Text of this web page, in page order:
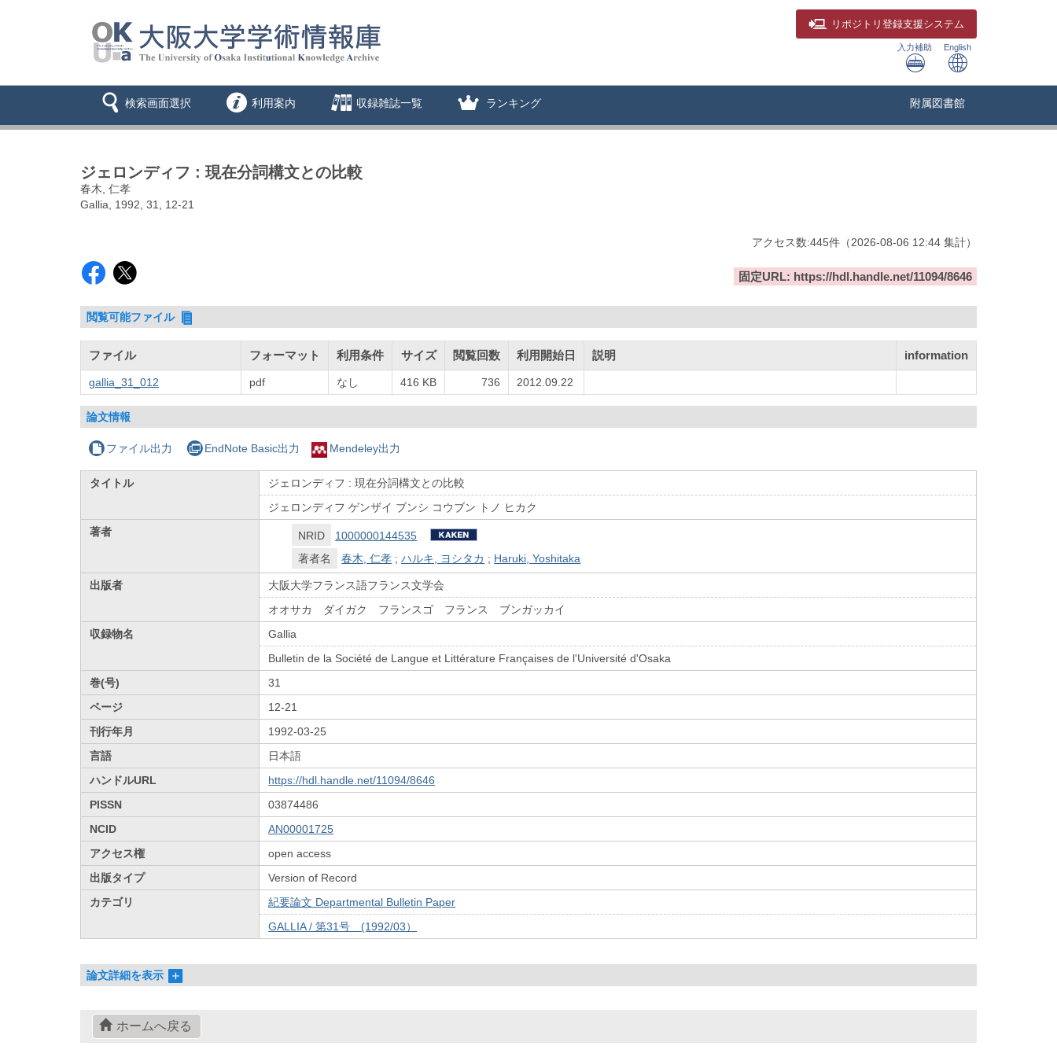
リポジトリ 登録支援システム
入力補助 English
検索画面選択 利用案内 収録雑誌一覧 ランキング 附属図書館
ジェロンディフ : 現在分詞構文との比較
春木, 仁孝
Gallia, 1992, 31, 12-21
アクセス数:445件 （2026-08-06 12:44 集計）
固定URL: https://hdl.handle.net/11094/8646
閲覧可能ファイル
ファイル フォーマット 利用条件 サイズ 閲覧回数 利用開始日 説明 information
gallia_31_012 pdf なし 416 KB 736 2012.09.22
論文情報
ファイル出力 EndNote Basic出力 Mendeley出力
タイトル
ジェロンディフ : 現在分詞構文との比較
ジェロンディフ ゲンザイ ブンシ コウブン トノ ヒカク
著者
NRID
1000000144535
著者名
春木, 仁孝 ;ハルキ, ヨシタカ ; Haruki, Yoshitaka
出版者
大阪大学フランス語フランス文学会
オオサカ ダイガク フランスゴ フランス ブンガッカイ
収録物名
Gallia
Bulletin de la Société de Langue et Littérature Françaises de l'Université d'Osaka
巻(号)
31
ページ
12-21
刊行年月
1992-03-25
言語
日本語
ハンドルURL
https://hdl.handle.net/11094/8646
PISSN
03874486
NCID
AN00001725
アクセス権
open access
出版タイプ
Version of Record
カテゴリ
紀要論文 Departmental Bulletin Paper
GALLIA / 第31号 (1992/03）
論文詳細を表示
ホームへ戻る